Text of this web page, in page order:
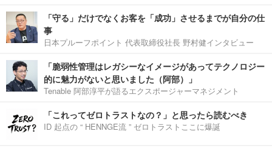
「守る」だけでなくお客を「成功」させるまでが自分の仕
事
日本プルーフポイント 代表取締役社長 野村健インタビュー
「脆弱性管理はレガシーなイメージがあってテクノロジー
的に魅力がないと思いました（阿部）」
Tenable 阿部淳平が語るエクスポージャーマネジメント
「これってゼロトラストなの？」と思ったら読むべき
ID 起点の “ HENNGE流 ” ゼロトラストここに爆誕